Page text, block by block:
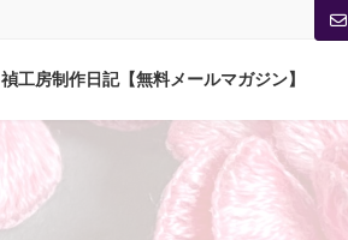
禎工房制作日記【無料メールマガジン】